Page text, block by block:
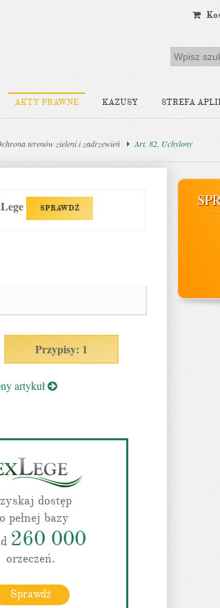
AKTY PRAWNE KAZUSY STREFA
terenów zieleni i zadrzewień Art. 82. Uchylony
SPRAWDŹ
Przypisy: 1
artykuł
dostęp
pełnej bazy
260 000
orzeczeń.
Sprawdź